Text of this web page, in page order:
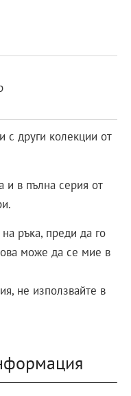
с други колекции от
и в пълна серия от
ръка, преди да го
може да се мие в
не използвайте в